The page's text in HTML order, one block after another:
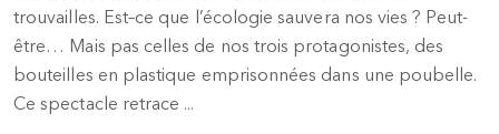
trouvailles. Est–ce que l’écologie sauvera nos vies ? Peut-
être… Mais pas celles de nos trois protagonistes, des
bouteilles en plastique emprisonnées dans une poubelle.
Ce spectacle retrace ...